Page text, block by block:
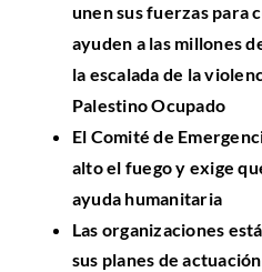
unen sus fuerzas para
ayuden a las millones
la escalada de la
Palestino Ocupado
El Comité de
alto el fuego y exige
ayuda humanitaria
Las organizaciones
sus planes de